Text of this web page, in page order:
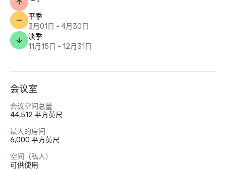
平季
3月01日 - 4月30日
淡季
11月15日 - 12月31日
会议室
会议空间总量
44,512 平方英尺
最大的房间
6,000 平方英尺
空间（私人）
可供使用